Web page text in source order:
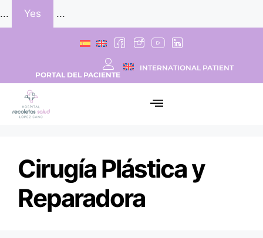
... Yes ...
PORTAL DEL PACIENTE
INTERNATIONAL PATIENT
Cirugía Plástica y
Reparadora